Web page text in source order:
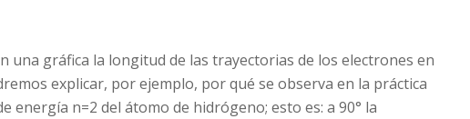
una gráfica la longitud de las trayectorias de los electrones en
explicar, por ejemplo, por qué se observa en la práctica
energía n=2 del átomo de hidrógeno; esto es: a 90° la